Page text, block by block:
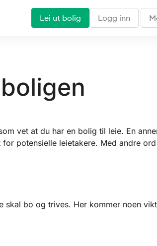
Lei ut bolig Logg inn
vet at du har en bolig til leie. En
potensielle leietakere. Med andre
skal bo og trives. Her kommer noen